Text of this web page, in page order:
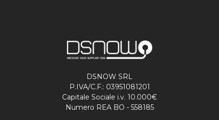
DSNOW SRL
P.IVA/C.F.: 03951081201
Capitale Sociale i.v. 10.000€
Numero REA BO - 558185